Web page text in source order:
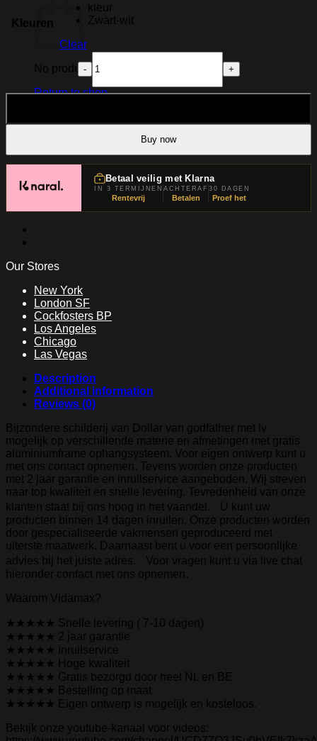
No products in the cart.
Return to shop
Kleuren
kleur
Zwart-wit
Clear
Lv
Buy now
Betaal veilig met Klarna
IN 3 TERMIJNEN
Rentevrij
ACHTERAF
Betalen
30 DAGEN
Proef het
Our Stores
New York
London SF
Cockfosters BP
Los Angeles
Chicago
Las Vegas
Description
Additional information
Reviews (0)
Bijzondere schilderij van Dollar van godfather met lv
mogelijk op verschillende materie en afmetingen met gratis
aluminiumframe ophangsysteem. Voor eigen ontwerp kunt u
met ons contact opnemen. Tevens worden onze producten
met 2 jaar garantie en inruilservice aangeboden. Wij streven
naar top kwaliteit en snelle levering. Tevredenheid van onze
klanten staat bij ons hoog in het vaandel. U kunt uw
producten binnen 14 dagen inruilen. Onze producten worden
door gespecialiseerde vakmensen geproduceerd met
uiterste maatwerk. Daarnaast bent u voor een persoonlijke
advies bij het juiste adres. Voor vragen kunt u via live chat
hieronder contact met ons opnemen.
Waarom Vidamax?
★★★★★ Snelle levering ( 7-10 dagen)
★★★★★ 2 jaar garantie
★★★★★ Inruilservice
★★★★★ Hoge kwaliteit
★★★★★ Gratis bezorgd door heel NL en BE
★★★★★ Bestelling op maat
★★★★★ Eigen ontwerp is mogelijk en kosteloos.
Bekijk onze youtube-kanaal voor videos: